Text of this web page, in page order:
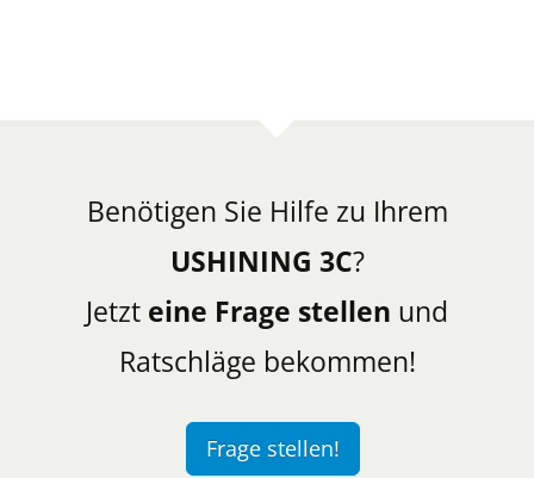
Benötigen Sie Hilfe zu Ihrem
USHINING 3C?
Jetzt eine Frage stellen und
Ratschläge bekommen!
Frage stellen!